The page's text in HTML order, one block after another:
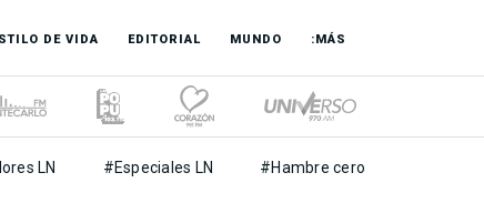
DE VIDA EDITORIAL MUNDO :MÁS
LN #Especiales LN #Hambre cero